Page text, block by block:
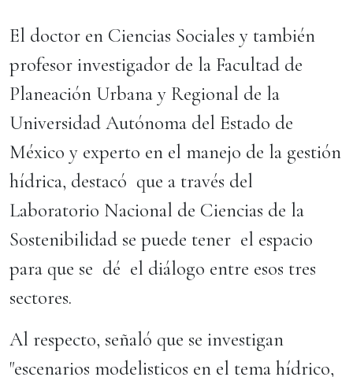
El doctor en Ciencias Sociales y también
profesor investigador de la Facultad de
Planeación Urbana y Regional de la
Universidad Autónoma del Estado de
México y experto en el manejo de la gestión
hídrica, destacó que a través del
Laboratorio Nacional de Ciencias de la
Sostenibilidad se puede tener el espacio
para que se dé el diálogo entre esos tres
sectores.
Al respecto, señaló que se investigan
"escenarios modelisticos en el tema hídrico,